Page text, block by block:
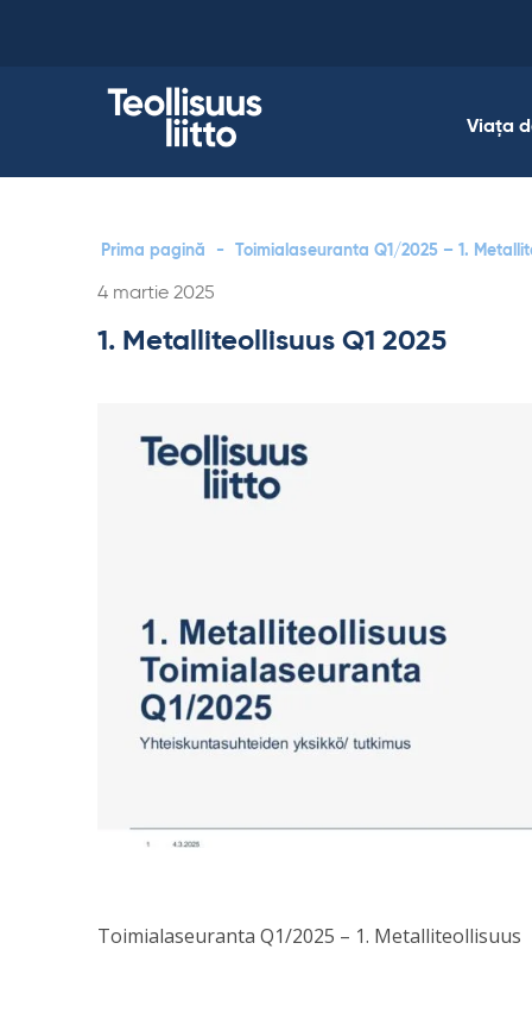
Viața
Prima pagină - Toimialaseuranta Q1/2025 – 1.
Kirjoitettu
4 martie 2025
1. Metalliteollisuus Q1 2025
Toimialaseuranta Q1/2025 – 1. Metalliteollisuus